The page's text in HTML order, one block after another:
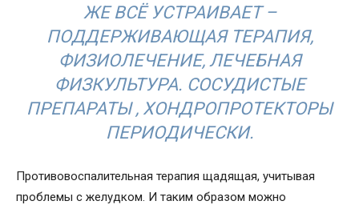
ЖЕ ВСЁ УСТРАИВАЕТ –
ПОДДЕРЖИВАЮЩАЯ ТЕРАПИЯ,
ФИЗИОЛЕЧЕНИЕ, ЛЕЧЕБНАЯ
ФИЗКУЛЬТУРА. СОСУДИСТЫЕ
ПРЕПАРАТЫ , ХОНДРОПРОТЕКТОРЫ
ПЕРИОДИЧЕСКИ.
Противовоспалительная терапия щадящая, учитывая
проблемы с желудком. И таким образом можно